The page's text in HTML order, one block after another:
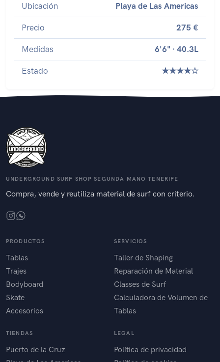
Ubicación Playa de Las Americas
Precio 275 €
Medidas 6'6" · 40.3L
Estado ★★★★☆
UNDERGROUND SURF SHOP SEGUNDA MANO TENERIFE
Compra, vende y reutiliza material de surf con criterio.
PRODUCTOS
Tablas
Trajes
Bodyboard
Skate
Accesorios
SERVICIOS
Taller de Shaping
Reparación de Material
Classes de Surf
Calculadora de Volumen de
Tablas
TIENDAS
Puerto de la Cruz
LEGAL
Política de privacidad